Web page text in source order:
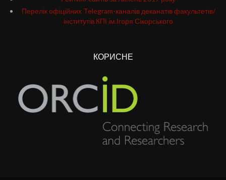
Перелік офіційних Telegram-каналів деканатів факультетів/
інститутів КПІ ім.Ігоря Сікорського
КОРИСНЕ